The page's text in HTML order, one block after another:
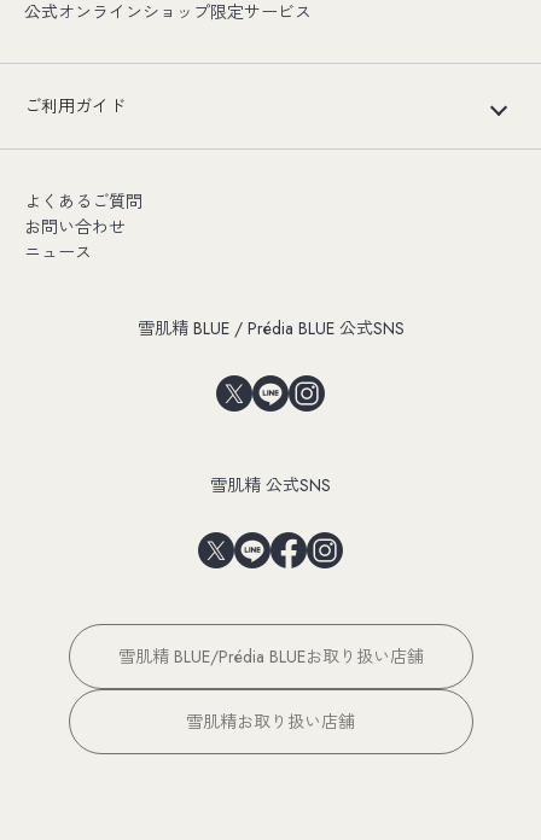
公式オンラインショップ限定サービス
ご利用ガイド
よくあるご質問
お問い合わせ
ニュース
雪肌精 BLUE / Prédia BLUE 公式SNS
雪肌精 公式SNS
雪肌精 BLUE/Prédia BLUEお取り扱い店舗
雪肌精お取り扱い店舗